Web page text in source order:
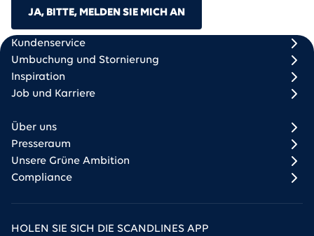
JA, BITTE, MELDEN SIE MICH AN
Scandlines
Footer column 1
Kundenservice
Umbuchung und Stornierung
Inspiration
Job und Karriere
Footer column 2
Über uns
Presseraum
Unsere Grüne Ambition
Compliance
HOLEN SIE SICH DIE SCANDLINES APP